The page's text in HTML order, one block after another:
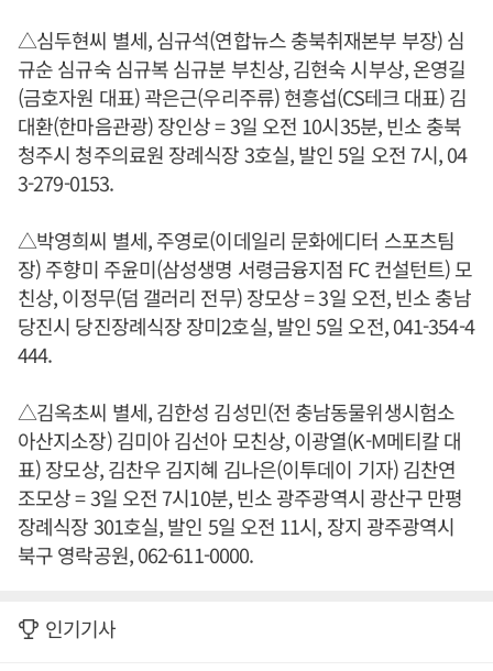
△심두현씨 별세, 심규석(연합뉴스 충북취재본부 부장) 심
규순 심규숙 심규복 심규분 부친상, 김현숙 시부상, 온영길
(금호자원 대표) 곽은근(우리주류) 현흥섭(CS테크 대표) 김
대환(한마음관광) 장인상 = 3일 오전 10시35분, 빈소 충북
청주시 청주의료원 장례식장 3호실, 발인 5일 오전 7시, 04
3-279-0153.
△박영희씨 별세, 주영로(이데일리 문화에디터 스포츠팀
장) 주향미 주윤미(삼성생명 서령금융지점 FC 컨설턴트) 모
친상, 이정무(덤 갤러리 전무) 장모상 = 3일 오전, 빈소 충남
당진시 당진장례식장 장미2호실, 발인 5일 오전, 041-354-4
444.
△김옥초씨 별세, 김한성 김성민(전 충남동물위생시험소
아산지소장) 김미아 김선아 모친상, 이광열(K-M메티칼 대
표) 장모상, 김찬우 김지혜 김나은(이투데이 기자) 김찬연
조모상 = 3일 오전 7시10분, 빈소 광주광역시 광산구 만평
장례식장 301호실, 발인 5일 오전 11시, 장지 광주광역시
북구 영락공원, 062-611-0000.
인기기사